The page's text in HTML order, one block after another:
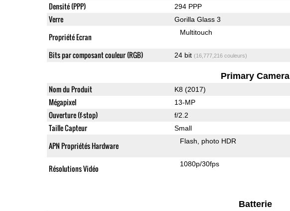
Densité (PPP) 294 PPP
Verre Gorilla Glass 3
Propriété Ecran Multitouch
Bits par composant couleur (RGB) 24 bit (16,777,216 couleurs)
Primary Camera
Nom du Produit K8 (2017)
Mégapixel 13-MP
Ouverture (f-stop) f/2.2
Taille Capteur Small
APN Propriétés Hardware Flash photo HDR
Résolutions Vidéo 1080p/30fps
Batterie